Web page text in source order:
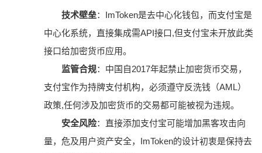
技术壁垒：ImToken是去中心化钱包，而支付宝是
中心化系统，直接集成需API接口,但支付宝未开放此类
接口给加密货币应用。
监管合规：中国自2017年起禁止加密货币交易，
支付宝作为持牌支付机构，必须遵守反洗钱（AML）
政策,任何涉及加密货币的交易都可能被视为违规。
安全风险：直接添加支付宝可能增加黑客攻击向
量，危及用户资产安全，ImToken的设计初衷是保持去